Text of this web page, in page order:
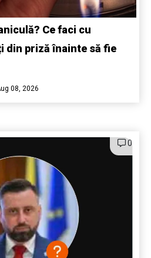
Ce faci cu
din priză înainte să fie
08, 2026
0